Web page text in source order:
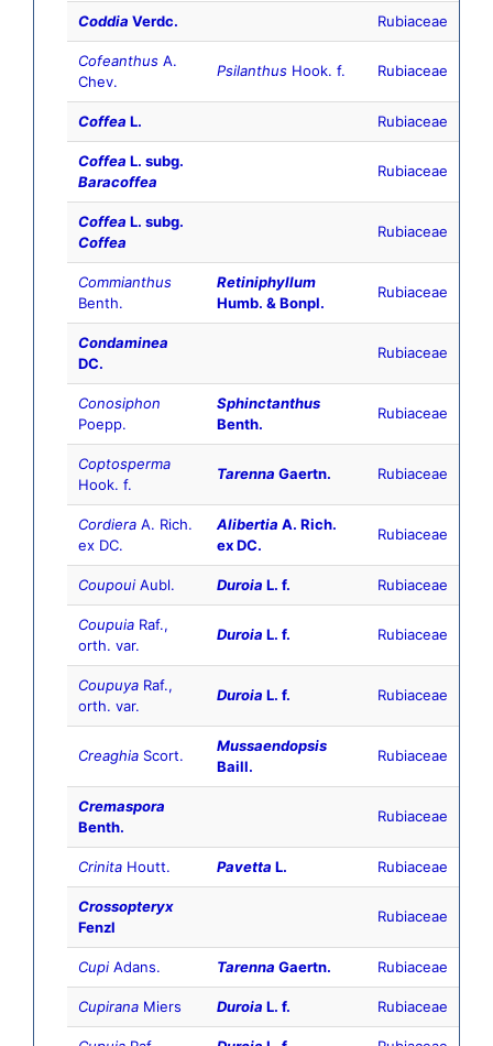
Coddia Verdc. Rubiaceae
Cofeanthus A.
Chev.
Psilanthus Hook. f. Rubiaceae
Coffea L. Rubiaceae
Coffea L. subg.
Baracoffea
Rubiaceae
Coffea L. subg.
Coffea
Rubiaceae
Commianthus
Benth.
Retiniphyllum
Humb. & Bonpl.
Rubiaceae
Condaminea
DC.
Rubiaceae
Conosiphon
Poepp.
Sphinctanthus
Benth.
Rubiaceae
Coptosperma
Hook. f.
Tarenna Gaertn. Rubiaceae
Cordiera A. Rich.
ex DC.
Alibertia A. Rich.
ex DC.
Rubiaceae
Coupoui Aubl. Duroia L. f. Rubiaceae
Coupuia Raf.,
orth. var.
Duroia L. f. Rubiaceae
Coupuya Raf.,
orth. var.
Duroia L. f. Rubiaceae
Creaghia Scort.
Mussaendopsis
Baill.
Rubiaceae
Cremaspora
Benth.
Rubiaceae
Crinita Houtt. Pavetta L. Rubiaceae
Crossopteryx
Fenzl
Rubiaceae
Cupi Adans. Tarenna Gaertn. Rubiaceae
Cupirana Miers Duroia L. f. Rubiaceae